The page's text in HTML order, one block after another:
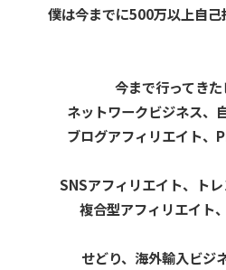
僕は今までに500万以上自己
今まで行ってき
ネットワークビジネス、
ブログアフィリエイト、
SNSアフィリエイト、ト
複合型アフィリエイト
せどり、海外輸入ビジネ